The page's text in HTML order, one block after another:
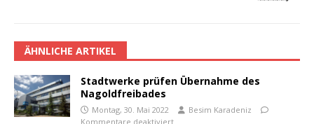
ÄHNLICHE ARTIKEL
Stadtwerke prüfen Übernahme des
Nagoldfreibades
Montag, 30. Mai 2022
Besim Karadeniz
Kommentare deaktiviert